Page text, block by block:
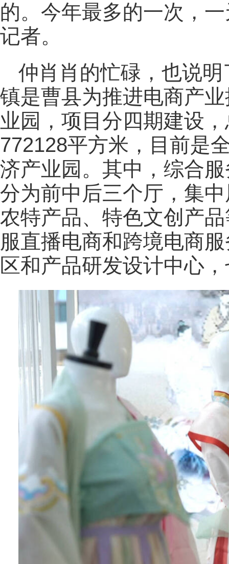
的。今年最多的一次，
记者。
仲肖肖的忙碌，也说
镇是曹县为推进电商产
业园，项目分四期建设
772128平方米，目前是
济产业园。其中，综合
分为前中后三个厅，集
农特产品、特色文创产
服直播电商和跨境电商
区和产品研发设计中心